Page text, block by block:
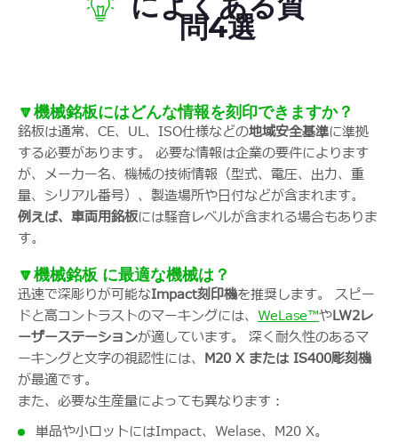
によくある質
問4選
🔽機械銘板にはどんな情報を刻印できますか？
銘板は通常、CE、UL、ISO仕様などの地域安全基準に準拠
する必要があります。 必要な情報は企業の要件によります
が、メーカー名、機械の技術情報（型式、電圧、出力、重
量、シリアル番号）、製造場所や日付などが含まれます。
例えば、車両用銘板には騒音レベルが含まれる場合もありま
す。
🔽機械銘板 に最適な機械は？
迅速で深彫りが可能なImpact刻印機を推奨します。 スピー
ドと高コントラストのマーキングには、 WeLase™やLW2レ
ーザーステーションが適しています。 深く耐久性のあるマ
ーキングと文字の視認性には、 M20 X または IS400彫刻機
が最適です。
また、必要な生産量によっても異なります：
単品や小ロットにはImpact、Welase、M20 X。